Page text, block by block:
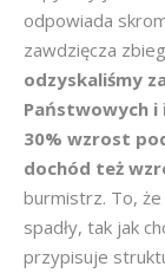
odpowiada
zawdzięcza
odzyskaliśmy
Państwowych i
30% wzrost
dochód też
burmistrz. To,
spadły, tak jak
przypisuje